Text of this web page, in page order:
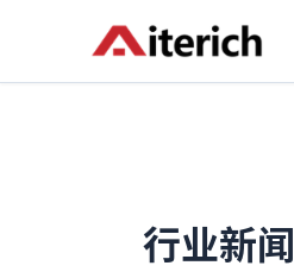
内
行业新闻
pagination